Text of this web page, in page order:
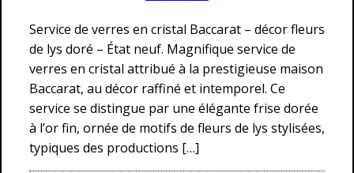
Service de verres en cristal Baccarat – décor fleurs
de lys doré – État neuf. Magnifique service de
verres en cristal attribué à la prestigieuse maison
Baccarat, au décor raffiné et intemporel. Ce
service se distingue par une élégante frise dorée
à l’or fin, ornée de motifs de fleurs de lys stylisées,
typiques des productions […]